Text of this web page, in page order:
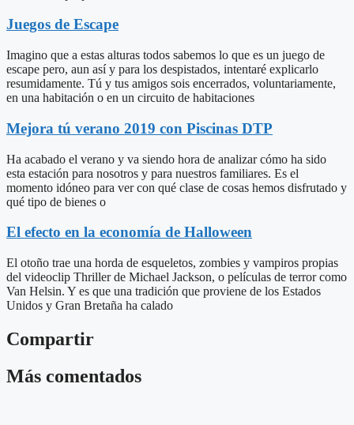
Juegos de Escape
Imagino que a estas alturas todos sabemos lo que es un juego de
escape pero, aun así y para los despistados, intentaré explicarlo
resumidamente. Tú y tus amigos sois encerrados, voluntariamente,
en una habitación o en un circuito de habitaciones
Mejora tú verano 2019 con Piscinas DTP
Ha acabado el verano y va siendo hora de analizar cómo ha sido
esta estación para nosotros y para nuestros familiares. Es el
momento idóneo para ver con qué clase de cosas hemos disfrutado y
qué tipo de bienes o
El efecto en la economía de Halloween
El otoño trae una horda de esqueletos, zombies y vampiros propias
del videoclip Thriller de Michael Jackson, o películas de terror como
Van Helsin. Y es que una tradición que proviene de los Estados
Unidos y Gran Bretaña ha calado
Compartir
Más comentados